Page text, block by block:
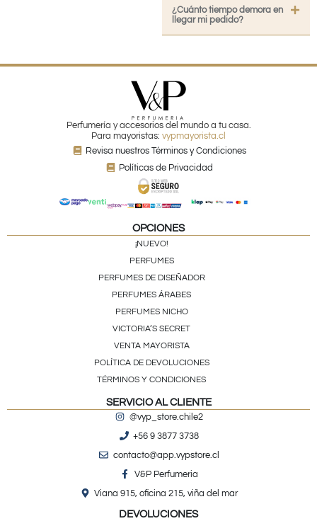
¿Cuánto tiempo demora en
llegar mi pedido?
Perfumería y accesorios del mundo a tu casa.
Para mayoristas: vypmayorista.cl
Revisa nuestros Términos y Condiciones
Políticas de Privacidad
OPCIONES
¡NUEVO!
PERFUMES
PERFUMES DE DISEÑADOR
PERFUMES ÁRABES
PERFUMES NICHO
VICTORIA’S SECRET
VENTA MAYORISTA
POLÍTICA DE DEVOLUCIONES
TÉRMINOS Y CONDICIONES
SERVICIO AL CLIENTE
@vyp_store.chile2
+56 9 3877 3738
contacto@app.vypstore.cl
V&P Perfumeria
Viana 915, oficina 215, viña del mar
DEVOLUCIONES